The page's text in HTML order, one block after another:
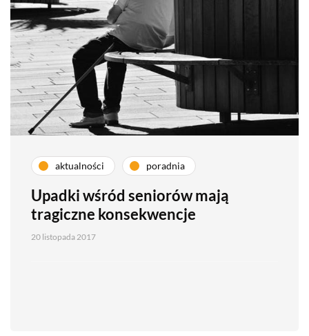
aktualności poradnia
Upadki wśród seniorów mają
tragiczne konsekwencje
20 listopada 2017